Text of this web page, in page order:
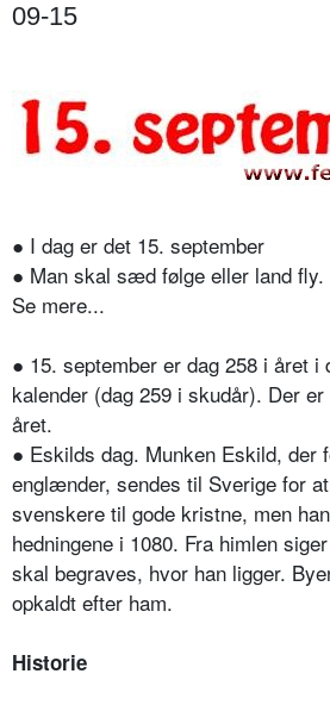
09-15
● I dag er det 15. september
● Man skal sæd følge eller land fly.
Se mere...
● 15. september er dag 258 i året i
kalender (dag 259 i skudår). Der
året.
● Eskilds dag. Munken Eskild, der
englænder, sendes til Sverige for
svenskere til gode kristne, men
hedningene i 1080. Fra himlen
skal begraves, hvor han ligger.
opkaldt efter ham.
Historie